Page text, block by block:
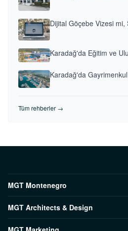
Dijital Göçebe Vizesi mi,
Karadağ'da Eğitim ve
Karadağ'da
Tüm rehberler →
MGT Montenegro
MGT Architects & Design